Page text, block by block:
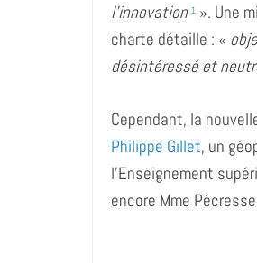
l’innovation 1 ». Une
charte détaille : «
désintéressé et
Cependant, la
Philippe Gillet, un
l’Enseignement
encore Mme